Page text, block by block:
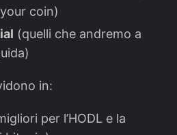
coin)
(quelli che andremo a
in:
per l’HODL e la